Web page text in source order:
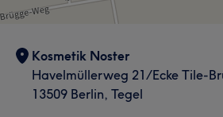
Kosmetik Noster
Havelmüllerweg 21/Ecke Tile-
13509 Berlin, Tegel